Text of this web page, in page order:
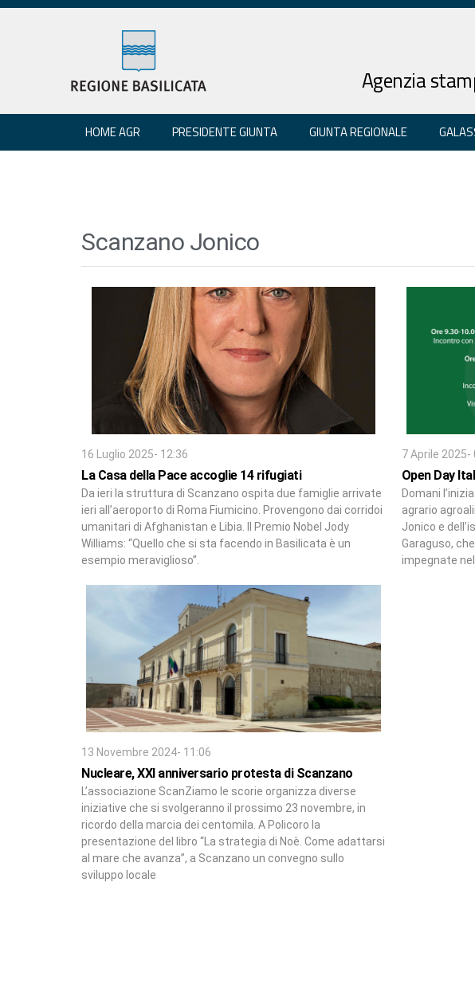
Agenzia
HOME AGR PRESIDENTE GIUNTA GIUNTA REGIONALE
Scanzano Jonico
16 Luglio 2025- 12:36
La Casa della Pace accoglie 14 rifugiati
Da ieri la struttura di Scanzano ospita due famiglie arrivate
ieri all’aeroporto di Roma Fiumicino. Provengono dai corridoi
umanitari di Afghanistan e Libia. Il Premio Nobel Jody
Williams: “Quello che si sta facendo in Basilicata è un
esempio meraviglioso”.
7 Aprile 2025-
Open Day
Domani
agrario
Jonico e
Garaguso,
impegnate
13 Novembre 2024- 11:06
Nucleare, XXI anniversario protesta di Scanzano
L’associazione ScanZiamo le scorie organizza diverse
iniziative che si svolgeranno il prossimo 23 novembre, in
ricordo della marcia dei centomila. A Policoro la
presentazione del libro “La strategia di Noè. Come adattarsi
al mare che avanza”, a Scanzano un convegno sullo
sviluppo locale